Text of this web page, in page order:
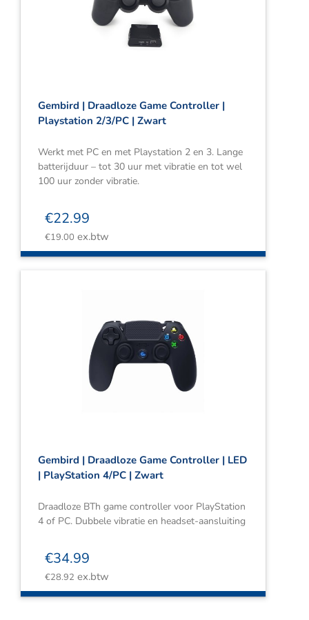
Gembird | Draadloze Game Controller |
Playstation 2/3/PC | Zwart
Werkt met PC en met Playstation 2 en 3. Lange
batterijduur – tot 30 uur met vibratie en tot wel
100 uur zonder vibratie.
€22.99
€19.00 ex.btw
Gembird | Draadloze Game Controller | LED
| PlayStation 4/PC | Zwart
Draadloze BTh game controller voor PlayStation
4 of PC. Dubbele vibratie en headset-aansluiting
€34.99
€28.92 ex.btw